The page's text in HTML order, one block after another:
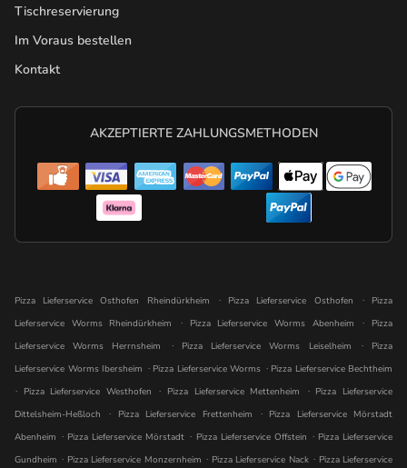
Tischreservierung
Im Voraus bestellen
Kontakt
AKZEPTIERTE ZAHLUNGSMETHODEN
Pizza Lieferservice Osthofen Rheindürkheim . Pizza Lieferservice Osthofen .
Pizza
Lieferservice Worms Rheindürkheim
. Pizza Lieferservice Worms Abenheim .
Pizza
Lieferservice Worms Herrnsheim
. Pizza Lieferservice Worms Leiselheim .
Pizza
Lieferservice Worms Ibersheim . Pizza Lieferservice Worms . Pizza Lieferservice Bechtheim
. Pizza Lieferservice Westhofen . Pizza Lieferservice Mettenheim . Pizza Lieferservice
Dittelsheim-Heßloch
. Pizza Lieferservice Frettenheim . Pizza Lieferservice Mörstadt
Abenheim . Pizza Lieferservice Mörstadt . Pizza Lieferservice Offstein . Pizza Lieferservice
Gundheim . Pizza Lieferservice Monzernheim . Pizza Lieferservice Nack . Pizza Lieferservice